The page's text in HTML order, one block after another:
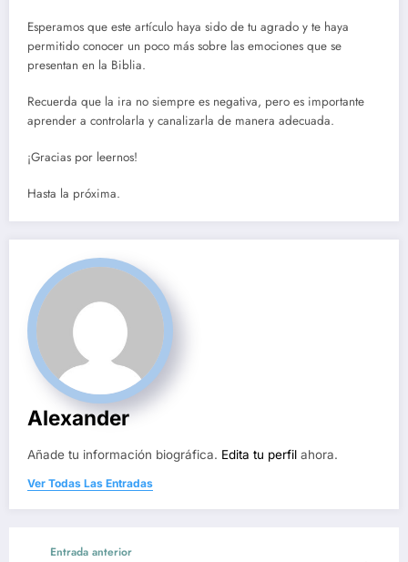
Esperamos que este artículo haya sido de tu agrado y te haya
permitido conocer un poco más sobre las emociones que se
presentan en la Biblia.
Recuerda que la ira no siempre es negativa, pero es importante
aprender a controlarla y canalizarla de manera adecuada.
¡Gracias por leernos!
Hasta la próxima.
Alexander
Añade tu información biográfica. Edita tu perfil ahora.
Ver Todas Las Entradas
Entrada anterior